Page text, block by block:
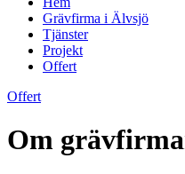
Grävfirma i Älvsjö
Tjänster
Projekt
Offert
Offert
Om